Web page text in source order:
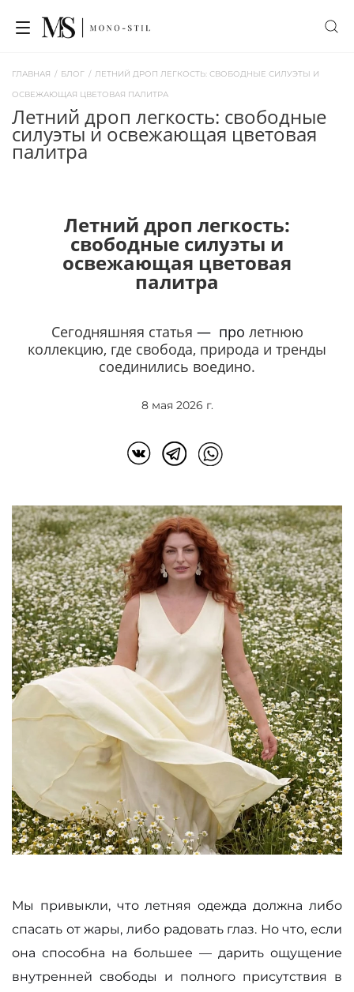
ГЛАВНАЯ / БЛОГ / ЛЕТНИЙ ДРОП ЛЕГКОСТЬ: СВОБОДНЫЕ СИЛУЭТЫ И
ОСВЕЖАЮЩАЯ ЦВЕТОВАЯ ПАЛИТРА
летний дроп легкость: свободные
силуэты и освежающая цветовая
палитра
Летний дроп легкость:
свободные силуэты и
освежающая цветовая
палитра
Сегодняшняя статья — про летнюю
коллекцию, где свобода, природа и тренды
соединились воедино.
8 мая 2026 г.
Мы привыкли, что летняя одежда должна либо
спасать от жары, либо радовать глаз. Но что, если
она способна на большее — дарить ощущение
внутренней свободы и полного присутствия в